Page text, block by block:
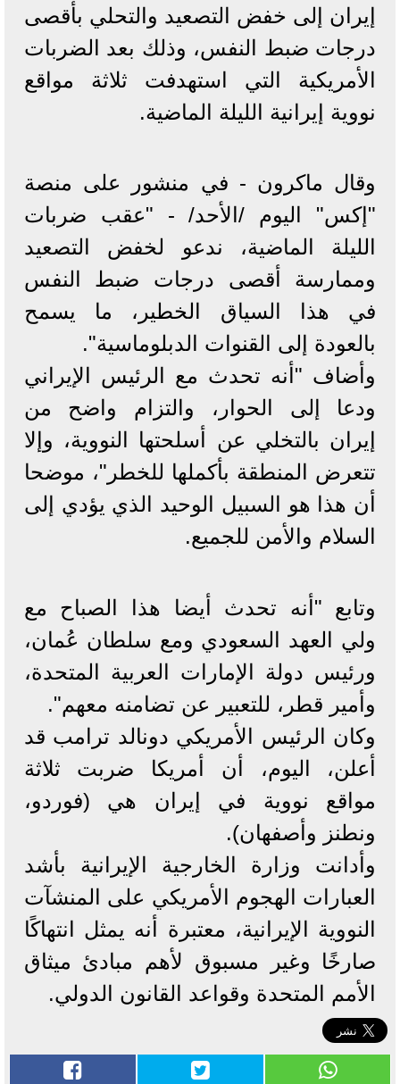
إيران إلى خفض التصعيد والتحلي بأقصى
درجات ضبط النفس، وذلك بعد الضربات
الأمريكية التي استهدفت ثلاثة مواقع
نووية إيرانية الليلة الماضية.
وقال ماكرون - في منشور على منصة
"إكس" اليوم /الأحد/ - "عقب ضربات
الليلة الماضية، ندعو لخفض التصعيد
وممارسة أقصى درجات ضبط النفس
في هذا السياق الخطير، ما يسمح
بالعودة إلى القنوات الدبلوماسية".
وأضاف "أنه تحدث مع الرئيس الإيراني
ودعا إلى الحوار، والتزام واضح من
إيران بالتخلي عن أسلحتها النووية، وإلا
تتعرض المنطقة بأكملها للخطر"، موضحا
أن هذا هو السبيل الوحيد الذي يؤدي إلى
السلام والأمن للجميع.
وتابع "أنه تحدث أيضا هذا الصباح مع
ولي العهد السعودي ومع سلطان عُمان،
ورئيس دولة الإمارات العربية المتحدة،
وأمير قطر، للتعبير عن تضامنه معهم".
وكان الرئيس الأمريكي دونالد ترامب قد
أعلن، اليوم، أن أمريكا ضربت ثلاثة
مواقع نووية في إيران هي (فوردو،
ونطنز وأصفهان).
وأدانت وزارة الخارجية الإيرانية بأشد
العبارات الهجوم الأمريكي على المنشآت
النووية الإيرانية، معتبرة أنه يمثل انتهاكًا
صارخًا وغير مسبوق لأهم مبادئ ميثاق
الأمم المتحدة وقواعد القانون الدولي.